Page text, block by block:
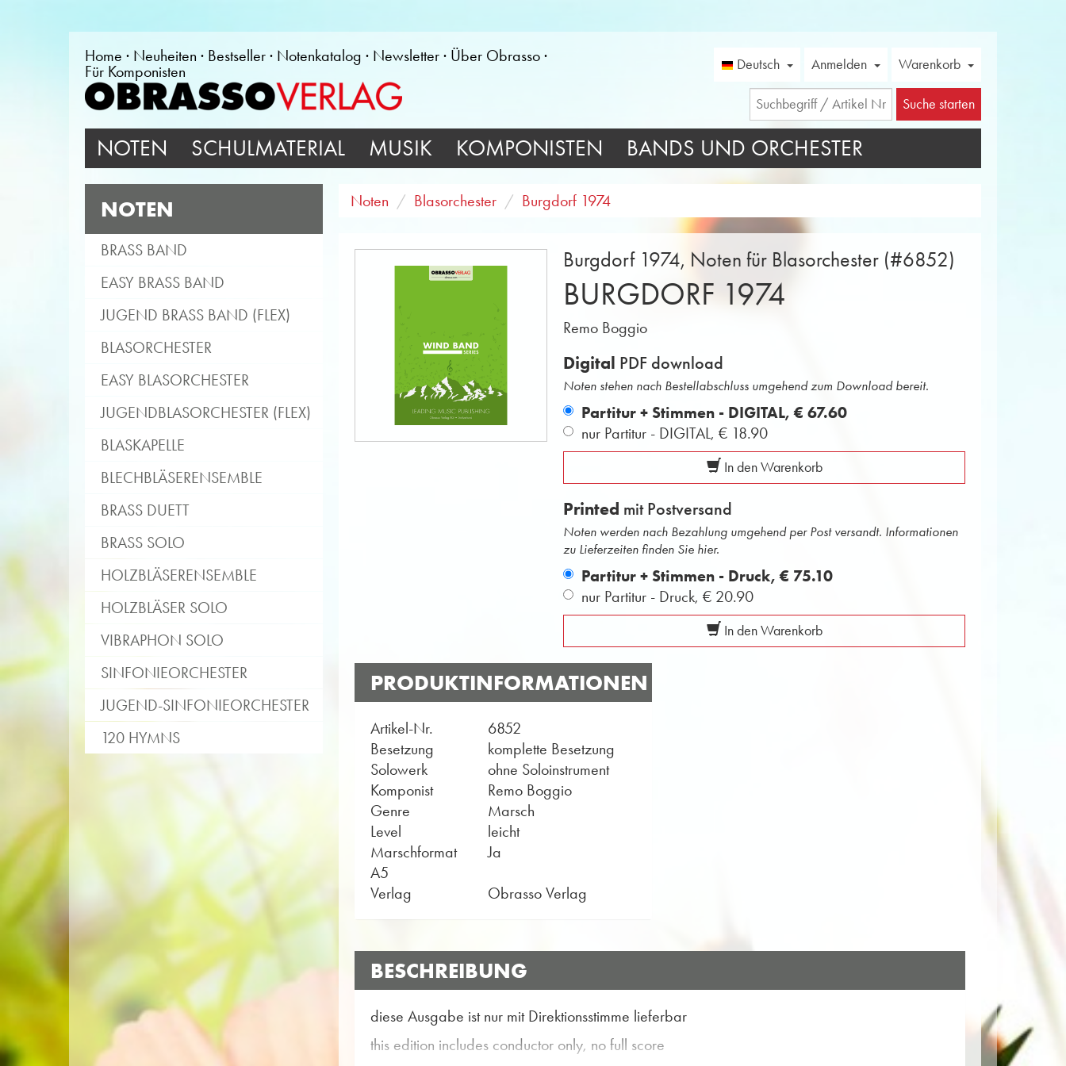
Home Neuheiten Bestseller Notenkatalog Newsletter
Über Obrasso
Für Komponisten
Deutsch Anmelden Warenkorb
Suche starten
NOTEN SCHULMATERIAL MUSIK KOMPONISTEN BANDS UND ORCHESTER
NOTEN
BRASS BAND
EASY BRASS BAND
JUGEND BRASS BAND (FLEX)
BLASORCHESTER
EASY BLASORCHESTER
JUGENDBLASORCHESTER (FLEX)
BLASKAPELLE
BLECHBLÄSERENSEMBLE
BRASS DUETT
BRASS SOLO
HOLZBLÄSERENSEMBLE
HOLZBLÄSER SOLO
VIBRAPHON SOLO
SINFONIEORCHESTER
JUGEND-SINFONIEORCHESTER
120 HYMNS
Noten Blasorchester Burgdorf 1974
Burgdorf 1974, Noten für Blasorchester (#6852)
BURGDORF 1974
Remo Boggio
Digital PDF download
Noten stehen nach Bestellabschluss umgehend zum Download bereit.
Partitur + Stimmen - DIGITAL,€ 67.60
nur Partitur - DIGITAL,€ 18.90
In den Warenkorb
Printed mit Postversand
Noten werden nach Bezahlung umgehend per Post versandt. Informationen
zu Lieferzeiten finden Sie hier.
Partitur + Stimmen - Druck,€ 75.10
nur Partitur - Druck,€ 20.90
In den Warenkorb
PRODUKTINFORMATIONEN
Artikel-Nr.
6852
Besetzung
komplette Besetzung
Solowerk
ohne Soloinstrument
Komponist
Remo Boggio
Genre
Marsch
Level
leicht
Marschformat
A5
Ja
Verlag Obrasso Verlag
BESCHREIBUNG
diese Ausgabe ist nur mit Direktionsstimme lieferbar
this edition includes conductor only, no full score